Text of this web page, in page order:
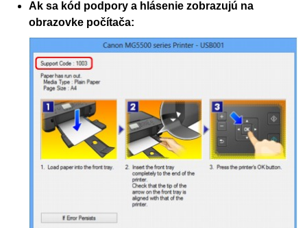
Ak sa kód podpory a hlásenie zobrazujú na
obrazovke počítača: